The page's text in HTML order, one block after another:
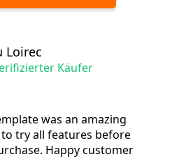
Loirec
Käufer
was an amazing
try all features before
Happy customer